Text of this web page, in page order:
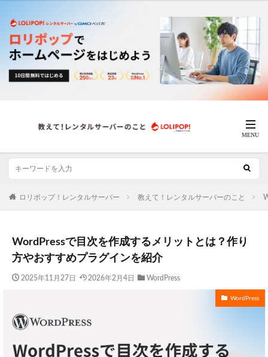
ロリポップ！レンタルサーバー 教えて！レンタルサーバーのこと
WordPressで目次を作成するメリットとは？作り
方やおすすめプラグインを紹介
2025年11月27日 2026年2月4日 WordPress
WordPress